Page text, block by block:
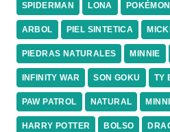
SPIDERMAN LONA POKÉMON
ARBOL PIEL SINTETICA
PIEDRAS NATURALES MINNIE
INFINITY WAR SON GOKU TY
PAW PATROL NATURAL
HARRY POTTER BOLSO